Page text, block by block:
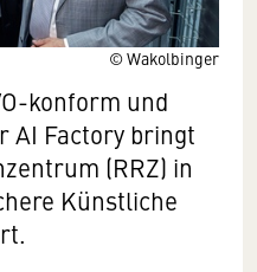
© Wakolbinger
konform und
AI Factory bringt
(RRZ) in
Künstliche